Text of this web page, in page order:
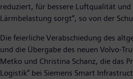
reduziert, für bessere Luftqualität
Lärmbelastung sorgt“, so von der
Die feierliche Verabschiedung des
und die Übergabe des neuen Volvo-
Metko und Christina Schanz, die das
Logistik“ bei Siemens Smart